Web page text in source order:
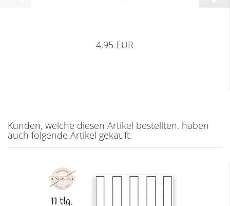
4,95 EUR
Kunden, welche diesen Artikel bestellten, haben
auch folgende Artikel gekauft: